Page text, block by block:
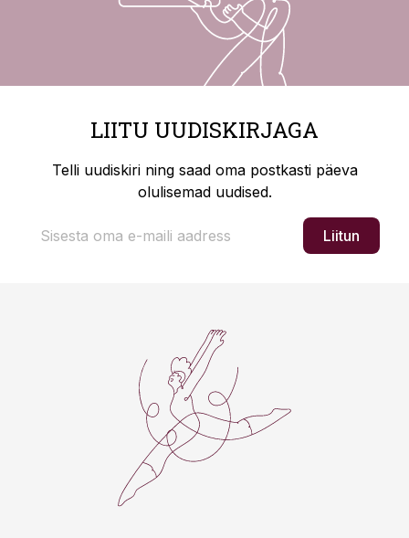
LIITU UUDISKIRJAGA
Telli uudiskiri ning saad oma postkasti päeva
olulisemad uudised.
Liitun